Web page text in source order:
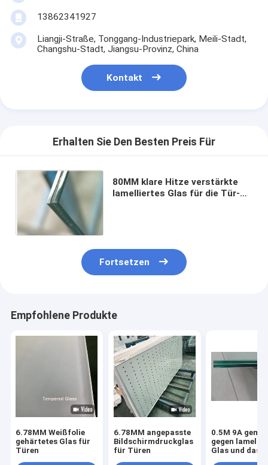
13862341927
Liangji-Straße, Tonggang-Industriepark, Meili-Stadt,
Changshu-Stadt, Jiangsu-Provinz, China
Kontakt
Erhalten Sie Den Besten Preis Für
80MM klare Hitze verstärkte
lamelliertes Glas für die Tür-
Fortsetzen
Empfohlene Produkte
6.78MM Weißfolie
gehärtetes Glas für
Türen
6.78MM angepasste
Bildschirmdruckglas
für Türen
0.5M 9A
gegen
Glas und das